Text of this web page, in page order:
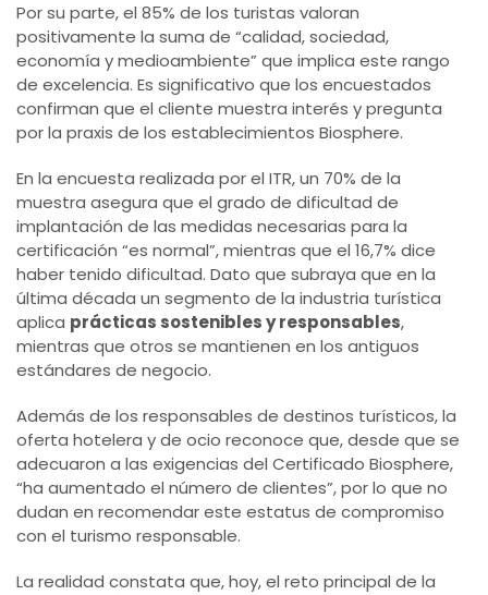
Por su parte, el 85% de los turistas valoran
positivamente la suma de “calidad, sociedad,
economía y medioambiente” que implica este rango
de excelencia. Es significativo que los encuestados
confirman que el cliente muestra interés y pregunta
por la praxis de los establecimientos Biosphere.
En la encuesta realizada por el ITR, un 70% de la
muestra asegura que el grado de dificultad de
implantación de las medidas necesarias para la
certificación “es normal”, mientras que el 16,7% dice
haber tenido dificultad. Dato que subraya que en la
última década un segmento de la industria turística
aplica prácticas sostenibles y responsables,
mientras que otros se mantienen en los antiguos
estándares de negocio.
Además de los responsables de destinos turísticos, la
oferta hotelera y de ocio reconoce que, desde que se
adecuaron a las exigencias del Certificado Biosphere,
“ha aumentado el número de clientes”, por lo que no
dudan en recomendar este estatus de compromiso
con el turismo responsable.
La realidad constata que, hoy, el reto principal de la